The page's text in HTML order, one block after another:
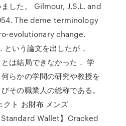
した。 Gilmour, J.S.L. and
The deme terminology
evolutionary change.
いう論文を出したが，
とは結局できなかった． 学
らかの学問の研究や教授を
その職業人の総称である。
クト お財布 メンズ
Standard Wallet】Cracked